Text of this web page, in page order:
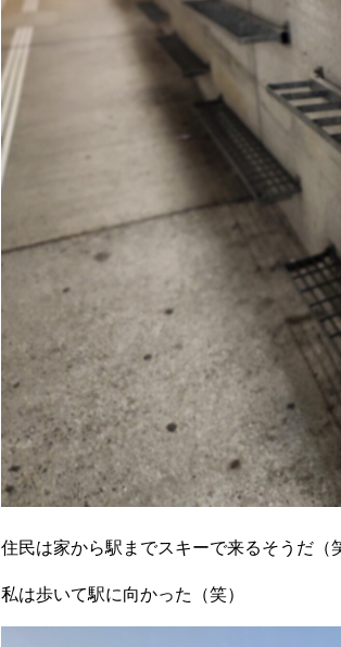
住民は家から駅までスキーで来るそうだ（
私は歩いて駅に向かった（笑）